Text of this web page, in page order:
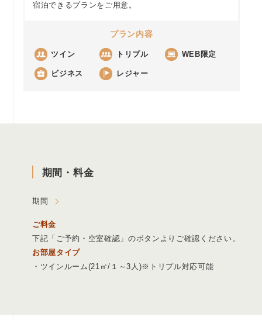
宿泊できるプランをご用意。
プラン内容
ツイン トリプル WEB限定
ビジネス レジャー
期間・料金
期間
ご料金
下記「ご予約・空室確認」のボタンよりご確認ください。
お部屋タイプ
・ツインルーム(21㎡/１～3人)※トリプル対応可能